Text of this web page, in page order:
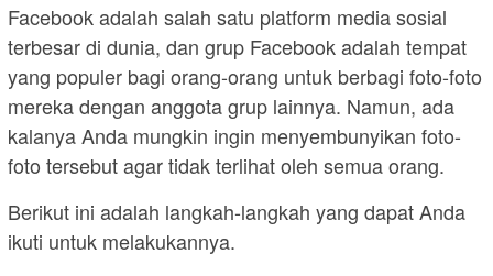
Facebook adalah salah satu platform media sosial
terbesar di dunia, dan grup Facebook adalah tempat
yang populer bagi orang-orang untuk berbagi foto-foto
mereka dengan anggota grup lainnya. Namun, ada
kalanya Anda mungkin ingin menyembunyikan foto-
foto tersebut agar tidak terlihat oleh semua orang.
Berikut ini adalah langkah-langkah yang dapat Anda
ikuti untuk melakukannya.